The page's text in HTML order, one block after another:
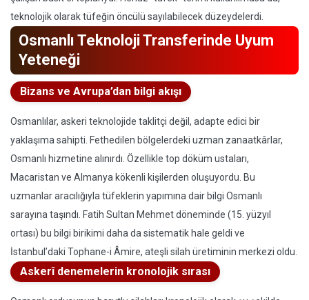
teknolojik olarak tüfeğin öncülü sayılabilecek düzeydelerdi.
Osmanlı Teknoloji Transferinde Uyum
Yeteneği
Bizans ve Avrupa’dan bilgi akışı
Osmanlılar, askeri teknolojide taklitçi değil, adapte edici bir
yaklaşıma sahipti. Fethedilen bölgelerdeki uzman zanaatkârlar,
Osmanlı hizmetine alınırdı. Özellikle top döküm ustaları,
Macaristan ve Almanya kökenli kişilerden oluşuyordu. Bu
uzmanlar aracılığıyla tüfeklerin yapımına dair bilgi Osmanlı
sarayına taşındı. Fatih Sultan Mehmet döneminde (15. yüzyıl
ortası) bu bilgi birikimi daha da sistematik hale geldi ve
İstanbul’daki Tophane-i Âmire, ateşli silah üretiminin merkezi oldu.
Askerî denemelerin kronolojik sırası